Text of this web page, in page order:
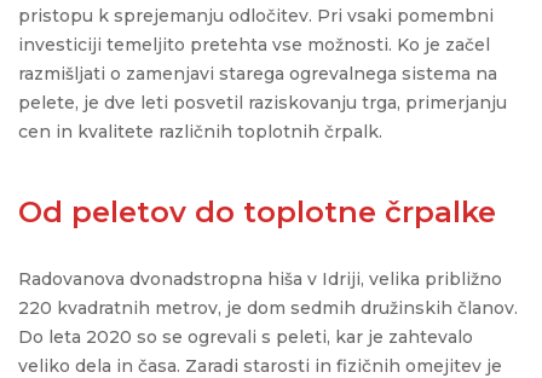
pristopu k sprejemanju odločitev. Pri vsaki pomembni
investiciji temeljito pretehta vse možnosti. Ko je začel
razmišljati o zamenjavi starega ogrevalnega sistema na
pelete, je dve leti posvetil raziskovanju trga, primerjanju
cen in kvalitete različnih toplotnih črpalk.
Od peletov do toplotne črpalke
Radovanova dvonadstropna hiša v Idriji, velika približno
220 kvadratnih metrov, je dom sedmih družinskih članov.
Do leta 2020 so se ogrevali s peleti, kar je zahtevalo
veliko dela in časa. Zaradi starosti in fizičnih omejitev je